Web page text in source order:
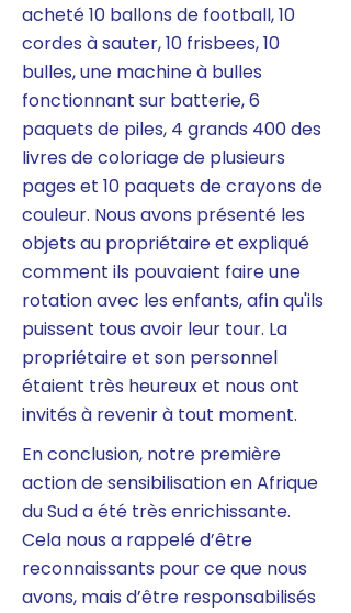
acheté 10 ballons de football, 10
cordes à sauter, 10 frisbees, 10
bulles, une machine à bulles
fonctionnant sur batterie, 6
paquets de piles, 4 grands 400 des
livres de coloriage de plusieurs
pages et 10 paquets de crayons de
couleur. Nous avons présenté les
objets au propriétaire et expliqué
comment ils pouvaient faire une
rotation avec les enfants, afin qu'ils
puissent tous avoir leur tour. La
propriétaire et son personnel
étaient très heureux et nous ont
invités à revenir à tout moment.
En conclusion, notre première
action de sensibilisation en Afrique
du Sud a été très enrichissante.
Cela nous a rappelé d’être
reconnaissants pour ce que nous
avons, mais d’être responsabilisés